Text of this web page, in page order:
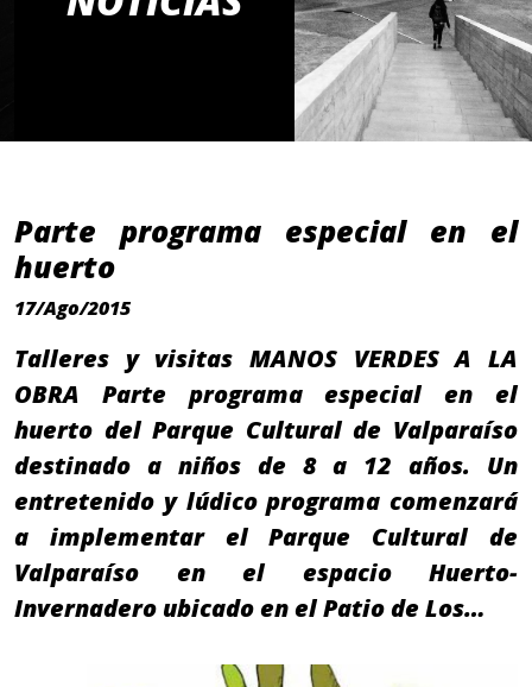
Parte programa especial en el
huerto
17/Ago/2015
Talleres y visitas MANOS VERDES A LA
OBRA Parte programa especial en el
huerto del Parque Cultural de Valparaíso
destinado a niños de 8 a 12 años. Un
entretenido y lúdico programa comenzará
a implementar el Parque Cultural de
Valparaíso en el espacio Huerto-
Invernadero ubicado en el Patio de Los…